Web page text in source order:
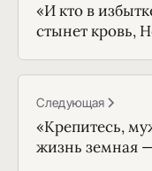
«И кто в
стынет кровь,
Следующая
«Крепитесь,
жизнь земная